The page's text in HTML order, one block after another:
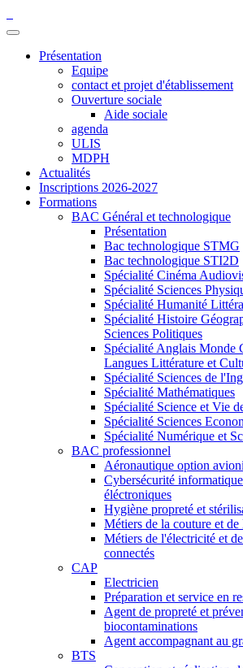
Présentation
Equipe
contact et projet d'établissement
Ouverture sociale
Aide sociale
agenda
ULIS
MDPH
Actualités
Inscriptions 2026-2027
Formations
BAC Général et technologique
Présentation
Bac technologique STMG
Bac technologique STI2D
Spécialité Cinéma
Spécialité Sciences
Spécialité Humanité
Spécialité Histoire
Sciences Politiques
Spécialité Anglais Monde
Langues Littérature et
Spécialité Sciences de
Spécialité Mathématiques
Spécialité Science et Vie
Spécialité Sciences
Spécialité Numérique et
BAC professionnel
Aéronautique option
Cybersécurité
éléctroniques
Hygiène propreté et
Métiers de la couture et
Métiers de l'électricité et
connectés
CAP
Electricien
Préparation et service en
Agent de propreté et
biocontaminations
Agent accompagnant au
BTS